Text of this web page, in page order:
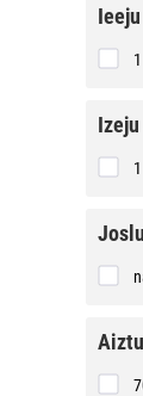
ieeju
skaits
1
izeju
skaits
1
joslu
josla